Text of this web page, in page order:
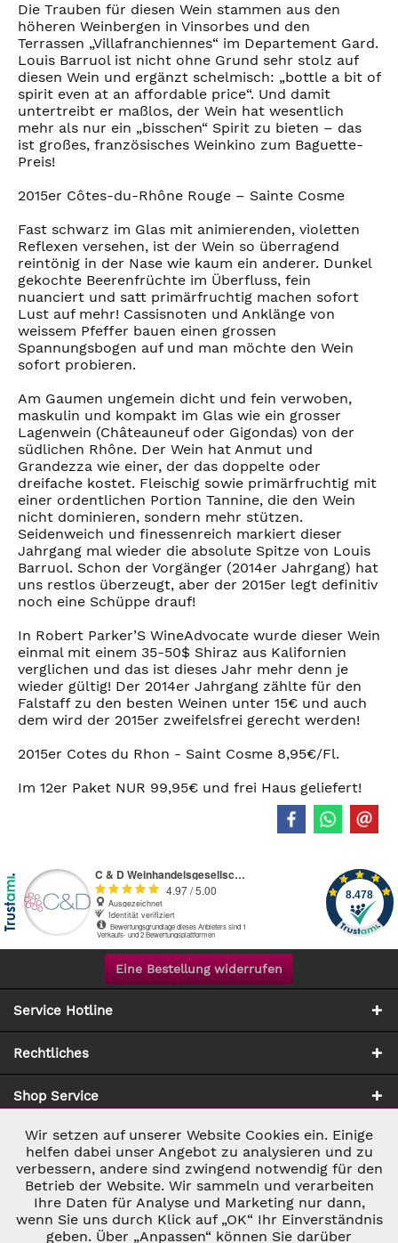
Die Trauben für diesen Wein stammen aus den
höheren Weinbergen in Vinsorbes und den
Terrassen „Villafranchiennes“ im Departement Gard.
Louis Barruol ist nicht ohne Grund sehr stolz auf
diesen Wein und ergänzt schelmisch: „bottle a bit of
spirit even at an affordable price“. Und damit
untertreibt er maßlos, der Wein hat wesentlich
mehr als nur ein „bisschen“ Spirit zu bieten – das
ist großes, französisches Weinkino zum Baguette-
Preis!
2015er Côtes-du-Rhône Rouge – Sainte Cosme
Fast schwarz im Glas mit animierenden, violetten
Reflexen versehen, ist der Wein so überragend
reintönig in der Nase wie kaum ein anderer. Dunkel
gekochte Beerenfrüchte im Überfluss, fein
nuanciert und satt primärfruchtig machen sofort
Lust auf mehr! Cassisnoten und Anklänge von
weissem Pfeffer bauen einen grossen
Spannungsbogen auf und man möchte den Wein
sofort probieren.
Am Gaumen ungemein dicht und fein verwoben,
maskulin und kompakt im Glas wie ein grosser
Lagenwein (Châteauneuf oder Gigondas) von der
südlichen Rhône. Der Wein hat Anmut und
Grandezza wie einer, der das doppelte oder
dreifache kostet. Fleischig sowie primärfruchtig mit
einer ordentlichen Portion Tannine, die den Wein
nicht dominieren, sondern mehr stützen.
Seidenweich und finessenreich markiert dieser
Jahrgang mal wieder die absolute Spitze von Louis
Barruol. Schon der Vorgänger (2014er Jahrgang) hat
uns restlos überzeugt, aber der 2015er legt definitiv
noch eine Schüppe drauf!
In Robert Parker’S WineAdvocate wurde dieser Wein
einmal mit einem 35-50$ Shiraz aus Kalifornien
verglichen und das ist dieses Jahr mehr denn je
wieder gültig! Der 2014er Jahrgang zählte für den
Falstaff zu den besten Weinen unter 15€ und auch
dem wird der 2015er zweifelsfrei gerecht werden!
2015er Cotes du Rhon - Saint Cosme 8,95€/Fl.
Im 12er Paket NUR 99,95€ und frei Haus geliefert!
Eine Bestellung widerrufen
Service Hotline
Rechtliches
Shop Service
Zahlung & Versand
Notwendig Aktiv
Marketing Inaktiv
Wir setzen auf unserer Website Cookies ein. Einige
helfen dabei unser Angebot zu analysieren und zu
verbessern, andere sind zwingend notwendig für den
Betrieb der Website. Wir sammeln und verarbeiten
Ihre Daten für Analyse und Marketing nur dann,
wenn Sie uns durch Klick auf „OK“ Ihr Einverständnis
geben. Über „Anpassen“ können Sie darüber